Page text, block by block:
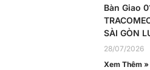
Bàn Giao
SÀI GÒN
28/07/2026
Xem Thêm »